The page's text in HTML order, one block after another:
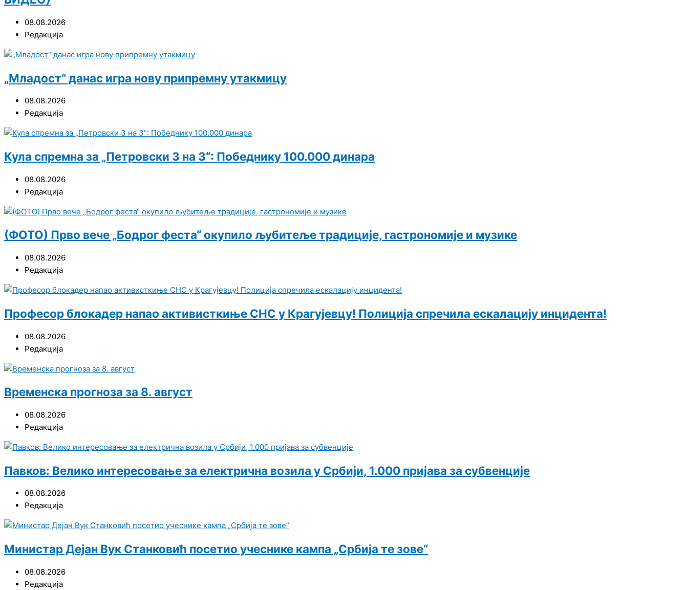
08.08.2026
Редакција
„Младост“ данас игра нову припремну утакмицу
08.08.2026
Редакција
Кула спремна за „Петровски 3 на 3“: Победнику 100.000 динара
08.08.2026
Редакција
(ФОТО) Прво вече „Бодрог феста“ окупило љубитеље традиције, гастрономије и музике
08.08.2026
Редакција
Професор блокадер напао активисткиње СНС у Крагујевцу! Полиција спречила ескалацију инцидента!
08.08.2026
Редакција
Временска прогноза за 8. август
08.08.2026
Редакција
Павков: Велико интересовање за електрична возила у Србији, 1.000 пријава за субвенције
08.08.2026
Редакција
Министар Дејан Вук Станковић посетио учеснике кампа „Србија те зове“
08.08.2026
Редакција